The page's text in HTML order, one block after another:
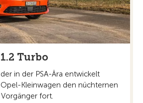
Turbo
in der PSA-Ära entwickelt
Kleinwagen den nüchternen
fort.